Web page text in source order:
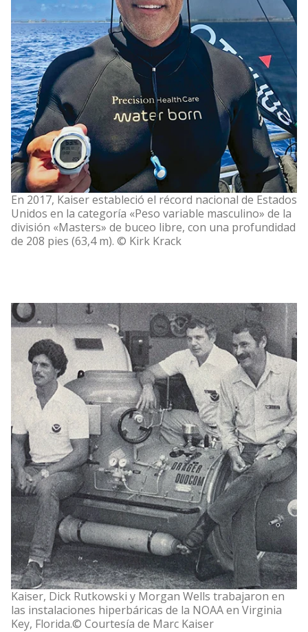
En 2017, Kaiser estableció el récord nacional de Estados
Unidos en la categoría «Peso variable masculino» de la
división «Masters» de buceo libre, con una profundidad
de 208 pies (63,4 m). © Kirk Krack
Kaiser, Dick Rutkowski y Morgan Wells trabajaron en
las instalaciones hiperbáricas de la NOAA en Virginia
Key, Florida.© Courtesía de Marc Kaiser